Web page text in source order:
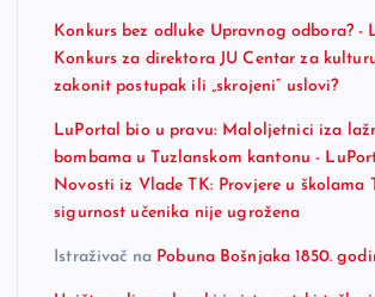
Konkurs bez odluke Upravnog odbora? -
Konkurs za direktora JU Centar za
zakonit postupak ili „skrojeni“ uslovi?
LuPortal bio u pravu: Maloljetnici iza
bombama u Tuzlanskom kantonu -
Novosti iz Vlade TK: Provjere u školama
sigurnost učenika nije ugrožena
Istraživač na Pobuna Bošnjaka 1850.